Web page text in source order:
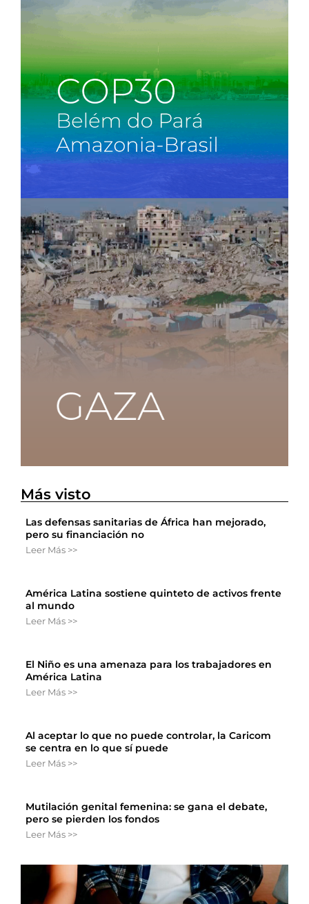
Más visto
Las defensas sanitarias de África han mejorado,
pero su financiación no
Leer Más >>
América Latina sostiene quinteto de activos frente
al mundo
Leer Más >>
El Niño es una amenaza para los trabajadores en
América Latina
Leer Más >>
Al aceptar lo que no puede controlar, la Caricom
se centra en lo que sí puede
Leer Más >>
Mutilación genital femenina: se gana el debate,
pero se pierden los fondos
Leer Más >>